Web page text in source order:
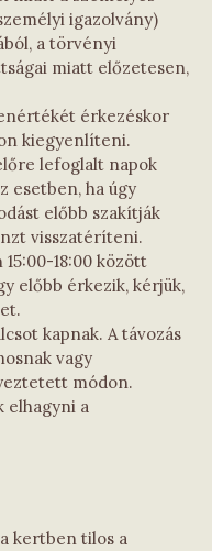
igazolvány)
a törvényi
miatt előzetesen,
érkezéskor
kiegyenlíteni.
lefoglalt napok
esetben, ha úgy
előbb szakítják
visszatéríteni.
18:00 között
előbb érkezik, kérjük,
kapnak. A távozás
vagy
módon.
elhagyni a
kertben tilos a